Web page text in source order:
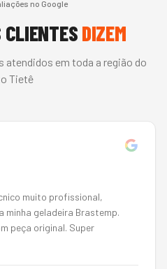
no Google
CLIENTESDIZEM
atendidos em toda a região do
Tietê
muito profissional,
minha geladeira Brastemp.
peça original. Super